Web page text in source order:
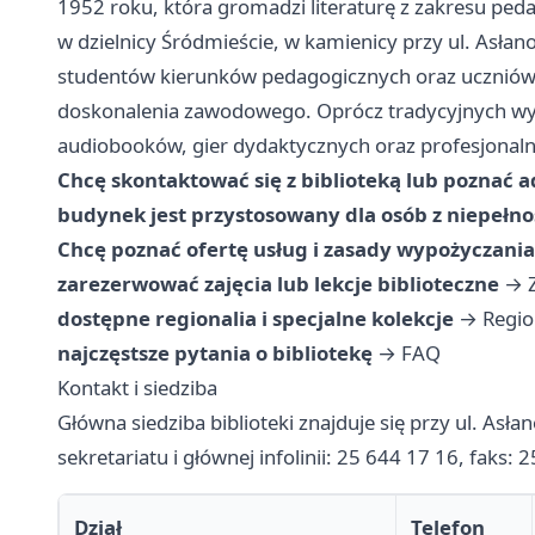
1952 roku, która gromadzi literaturę z zakresu
w dzielnicy Śródmieście, w kamienicy przy ul.
studentów kierunków pedagogicznych oraz
doskonalenia zawodowego. Oprócz tradycyjnych
audiobooków, gier dydaktycznych oraz
Chcę skontaktować się z biblioteką lub poznać
budynek jest przystosowany dla osób z
Chcę poznać ofertę usług i zasady
zarezerwować zajęcia lub lekcje biblioteczne →
dostępne regionalia i specjalne kolekcje →
najczęstsze pytania o bibliotekę → FAQ
Kontakt i siedziba
Główna siedziba biblioteki znajduje się przy ul.
sekretariatu i głównej infolinii: 25 644 17 16, faks:
Dział Telefon